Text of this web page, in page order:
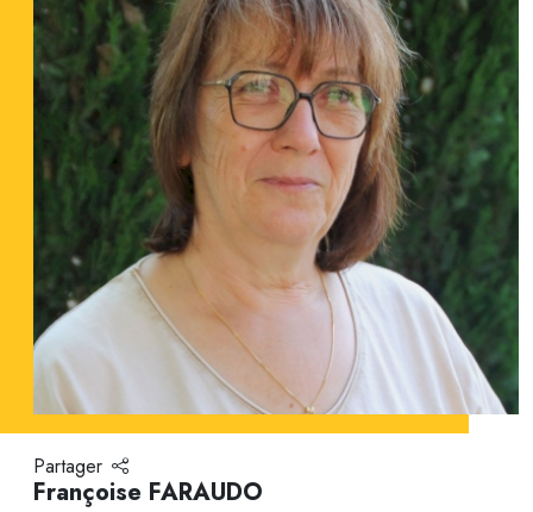
Partager
Françoise FARAUDO